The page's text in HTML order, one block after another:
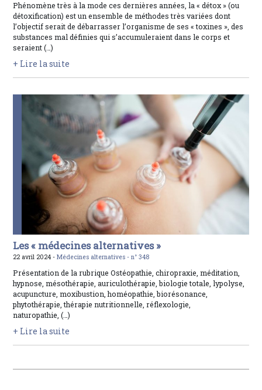
Phénomène très à la mode ces dernières années, la « détox » (ou
détoxification) est un ensemble de méthodes très variées dont
l’objectif serait de débarrasser l’organisme de ses « toxines », des
substances mal définies qui s’accumuleraient dans le corps et
seraient (…)
+ Lire la suite
Les « médecines alternatives »
22 avril 2024 -Médecines alternatives -n° 348
Présentation de la rubrique Ostéopathie, chiropraxie, méditation,
hypnose, mésothérapie, auriculothérapie, biologie totale, lypolyse,
acupuncture, moxibustion, homéopathie, biorésonance,
phytothérapie, thérapie nutritionnelle, réflexologie,
naturopathie, (…)
+ Lire la suite